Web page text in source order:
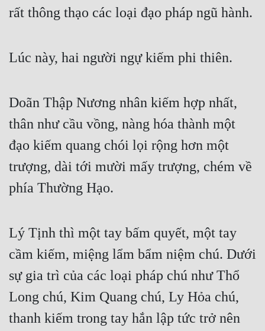
rất thông thạo các loại đạo pháp ngũ hành.
Lúc này, hai người ngự kiếm phi thiên.
Doãn Thập Nương nhân kiếm hợp nhất,
thân như cầu vồng, nàng hóa thành một
đạo kiếm quang chói lọi rộng hơn một
trượng, dài tới mười mấy trượng, chém về
phía Thường Hạo.
Lý Tịnh thì một tay bấm quyết, một tay
cầm kiếm, miệng lẩm bẩm niệm chú. Dưới
sự gia trì của các loại pháp chú như Thổ
Long chú, Kim Quang chú, Ly Hỏa chú,
thanh kiếm trong tay hắn lập tức trở nên